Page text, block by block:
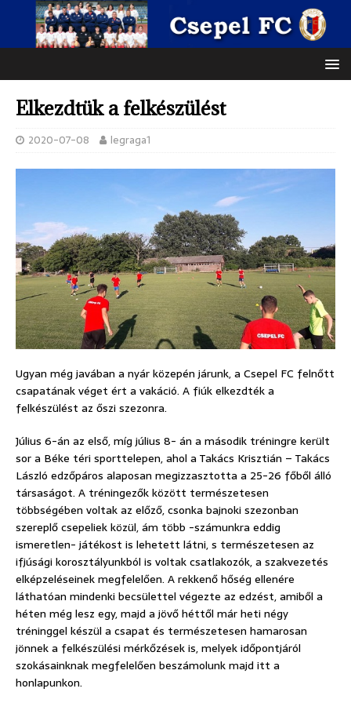
Elkezdtük a felkészülést
2020-07-08 legraga1
Ugyan még javában a nyár közepén járunk, a Csepel FC felnőtt
csapatának véget ért a vakáció. A fiúk elkezdték a
felkészülést az őszi szezonra.
Július 6-án az első, míg július 8- án a második tréningre került
sor a Béke téri sporttelepen, ahol a Takács Krisztián – Takács
László edzőpáros alaposan megizzasztotta a 25-26 főből álló
társaságot. A tréningezők között természetesen
többségében voltak az előző, csonka bajnoki szezonban
szereplő csepeliek közül, ám több -számunkra eddig
ismeretlen- játékost is lehetett látni, s természetesen az
ifjúsági korosztályunkból is voltak csatlakozók, a szakvezetés
elképzeléseinek megfelelően. A rekkenő hőség ellenére
láthatóan mindenki becsülettel végezte az edzést, amiből a
héten még lesz egy, majd a jövő héttől már heti négy
tréninggel készül a csapat és természetesen hamarosan
jönnek a felkészülési mérkőzések is, melyek időpontjáról
szokásainknak megfelelően beszámolunk majd itt a
honlapunkon.